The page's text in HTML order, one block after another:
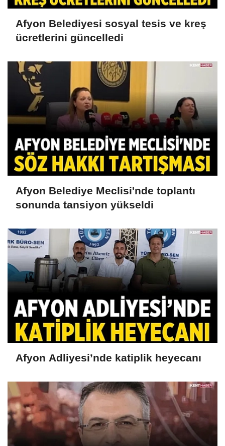
Afyon Belediyesi sosyal tesis ve kreş
ücretlerini güncelledi
Afyon Belediye Meclisi'nde toplantı
sonunda tansiyon yükseldi
Afyon Adliyesi’nde katiplik heyecanı